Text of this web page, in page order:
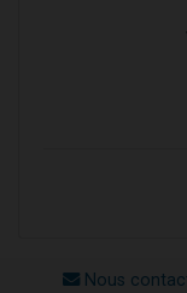
Nous